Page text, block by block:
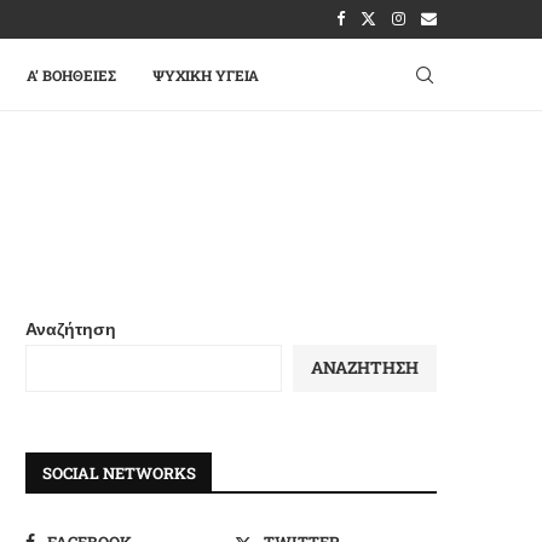
A’ ΒΟΉΘΕΙΕΣ ΨΥΧΙΚΉ ΥΓΕΊΑ
Αναζήτηση
ΑΝΑΖΉΤΗΣΗ
SOCIAL NETWORKS